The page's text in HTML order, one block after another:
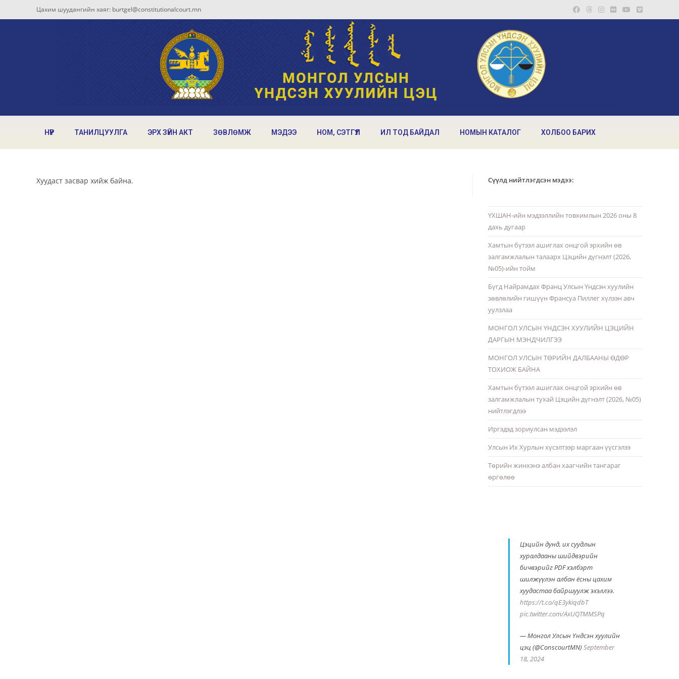
Цахим шуудангийн хаяг: burtgel@constitutionalcourt.mn
НҮҮР ТАНИЛЦУУЛГА ЭРХ ЗҮЙН АКТ ЗӨВЛӨМЖ МЭДЭЭ НОМ, СЭТГҮҮЛ ИЛ ТОД БАЙДАЛ НОМЫН КАТАЛОГ ХОЛБОО БАРИХ
Хуудаст засвар хийж байна. Сүүлд нийтлэгдсэн мэдээ:
ҮХШАН-ийн мэдээллийн товхимлын 2026 оны 8
дахь дугаар
Хамтын бүтээл ашиглах онцгой эрхийн өв
залгамжлалын талаарх Цэцийн дүгнэлт (2026,
№05)-ийн тойм
Бүгд Найрамдах Франц Улсын Үндсэн хуулийн
зөвлөлийн гишүүн Франсуа Пиллег хүлээн авч
уулзлаа
МОНГОЛ УЛСЫН ҮНДСЭН ХУУЛИЙН ЦЭЦИЙН
ДАРГЫН МЭНДЧИЛГЭЭ
МОНГОЛ УЛСЫН ТӨРИЙН ДАЛБААНЫ ӨДӨР
ТОХИОЖ БАЙНА
Хамтын бүтээл ашиглах онцгой эрхийн өв
залгамжлалын тухай Цэцийн дүгнэлт (2026, №05)
нийтлэгдлээ
Иргэдэд зориулсан мэдээлэл
Улсын Их Хурлын хүсэлтээр маргаан үүсгэлээ
Төрийн жинхэнэ албан хаагчийн тангараг
өргөлөө
Цэцийн дунд, их суудлын
хуралдааны шийдвэрийн
бичвэрийг PDF хэлбэрт
шилжүүлэн албан ёсны цахим
хуудастаа байршуулж эхэллээ.
https://t.co/qE3ykiqdbT
pic.twitter.com/AxUQTMMSPq
— Монгол Улсын Үндсэн хуулийн
цэц (@ConscourtMN)September
18, 2024